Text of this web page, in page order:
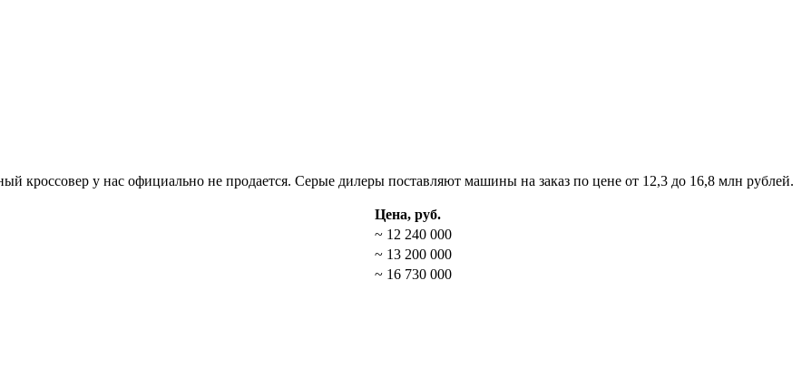
кроссовер у нас официально не продается. Серые дилеры поставляют машины на заказ по цене от 12,3 до 16,8 млн рублей.
Цена, руб.
~ 12 240 000
~ 13 200 000
~ 16 730 000